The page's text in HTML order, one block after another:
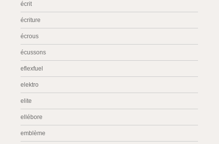
écrit
écriture
écrous
écussons
eflexfuel
elektro
elite
ellébore
emblème